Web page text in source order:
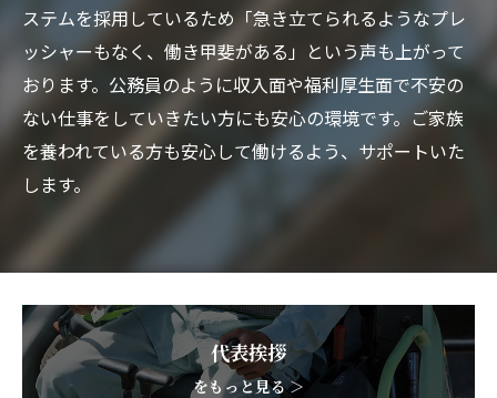
ステムを採用しているため「急き立てられるようなプレ
ッシャーもなく、働き甲斐がある」という声も上がって
おります。公務員のように収入面や福利厚生面で不安の
ない仕事をしていきたい方にも安心の環境です。ご家族
を養われている方も安心して働けるよう、サポートいた
します。
代表挨拶
をもっと見る ＞